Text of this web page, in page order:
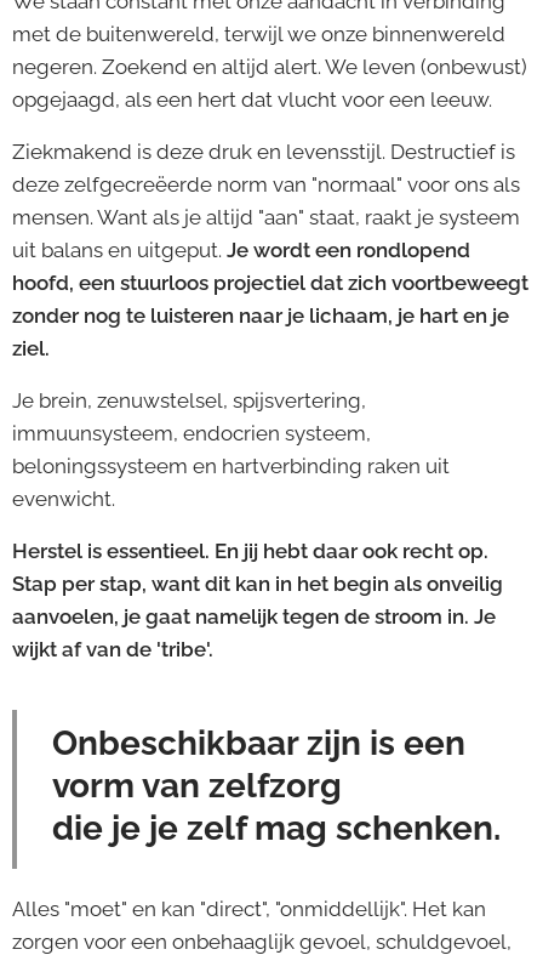
met de buitenwereld, terwijl we onze binnenwereld
negeren. Zoekend en altijd alert. We leven (onbewust)
opgejaagd, als een hert dat vlucht voor een leeuw.
Ziekmakend is deze druk en levensstijl. Destructief is
deze zelfgecreëerde norm van "normaal" voor ons als
mensen. Want als je altijd "aan" staat, raakt je systeem
uit balans en uitgeput. Je wordt een rondlopend
hoofd, een stuurloos projectiel dat zich voortbeweegt
zonder nog te luisteren naar je lichaam, je hart en je
ziel.
Je brein, zenuwstelsel, spijsvertering,
immuunsysteem, endocrien systeem,
beloningssysteem en hartverbinding raken uit
evenwicht.
Herstel is essentieel. En jij hebt daar ook recht op.
Stap per stap, want dit kan in het begin als onveilig
aanvoelen, je gaat namelijk tegen de stroom in. Je
wijkt af van de 'tribe'.
Onbeschikbaar zijn is een
vorm van zelfzorg
die je je zelf mag schenken.
Alles "moet" en kan "direct", "onmiddellijk". Het kan
zorgen voor een onbehaaglijk gevoel, schuldgevoel,